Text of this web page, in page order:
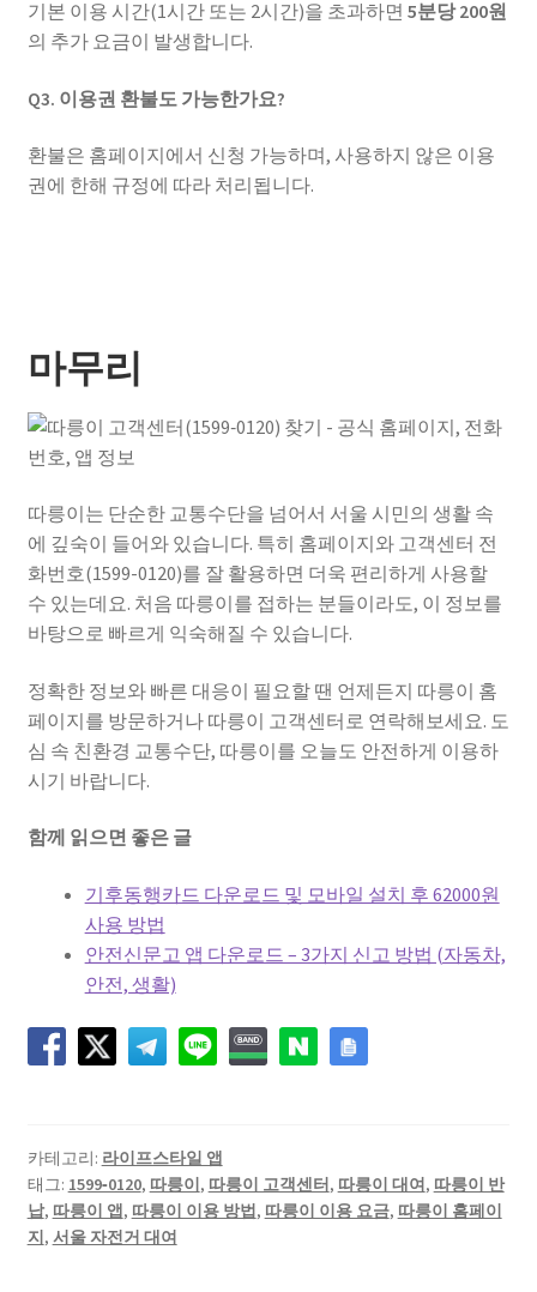
기본 이용 시간(1시간 또는 2시간)을 초과하면 5분당 200원
의 추가 요금이 발생합니다.
Q3. 이용권 환불도 가능한가요?
환불은 홈페이지에서 신청 가능하며, 사용하지 않은 이용
권에 한해 규정에 따라 처리됩니다.
마무리
따릉이는 단순한 교통수단을 넘어서 서울 시민의 생활 속
에 깊숙이 들어와 있습니다. 특히 홈페이지와 고객센터 전
화번호(1599-0120)를 잘 활용하면 더욱 편리하게 사용할
수 있는데요. 처음 따릉이를 접하는 분들이라도, 이 정보를
바탕으로 빠르게 익숙해질 수 있습니다.
정확한 정보와 빠른 대응이 필요할 땐 언제든지 따릉이 홈
페이지를 방문하거나 따릉이 고객센터로 연락해보세요. 도
심 속 친환경 교통수단, 따릉이를 오늘도 안전하게 이용하
시기 바랍니다.
함께 읽으면 좋은 글
기후동행카드 다운로드 및 모바일 설치 후 62000원
사용 방법
안전신문고 앱 다운로드 – 3가지 신고 방법 (자동차,
안전, 생활)
카테고리: 라이프스타일 앱
태그: 1599‑0120, 따릉이 , 따릉이 고객센터 , 따릉이 대여 , 따릉이 반
납, 따릉이 앱 , 따릉이 이용 방법 , 따릉이 이용 요금, 따릉이 홈페이
지 , 서울 자전거 대여